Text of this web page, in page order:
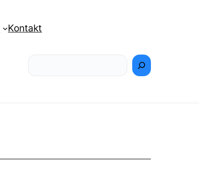
Kontakt